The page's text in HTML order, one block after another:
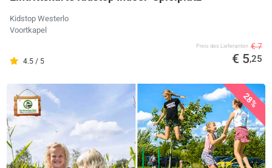
Kidstop Westerlo
Voortkapel
4.5 / 5
Preis des Lieferanten € 7
€ 5,25
28%